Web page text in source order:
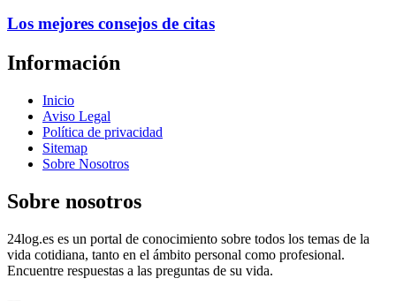
Los mejores consejos de citas
Información
Inicio
Aviso Legal
Política de privacidad
Sitemap
Sobre Nosotros
Sobre nosotros
24log.es es un portal de conocimiento sobre todos los temas de la
vida cotidiana, tanto en el ámbito personal como profesional.
Encuentre respuestas a las preguntas de su vida.